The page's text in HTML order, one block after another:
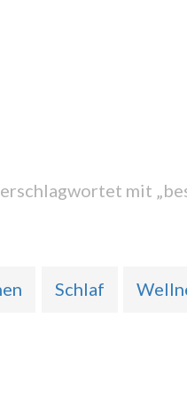
mit
Schlaf